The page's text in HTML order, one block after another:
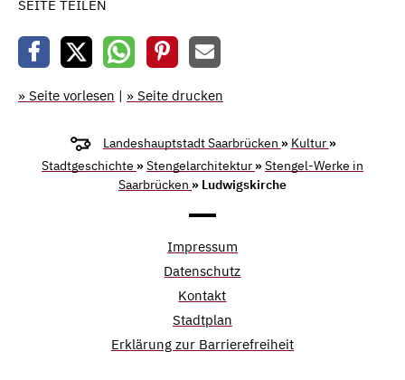
SEITE TEILEN
» Seite vorlesen | » Seite drucken
Landeshauptstadt Saarbrücken » Kultur »
Stadtgeschichte »Stengelarchitektur »Stengel-Werke in
Saarbrücken » Ludwigskirche
Impressum
Datenschutz
Kontakt
Stadtplan
Erklärung zur Barrierefreiheit